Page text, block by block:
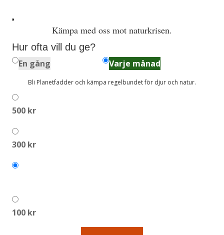
Kämpa med oss mot naturkrisen.
Hur ofta vill du ge?
En gång
Varje månad
Bli Planetfadder och kämpa regelbundet för djur och natur.
500 kr
300 kr
100 kr